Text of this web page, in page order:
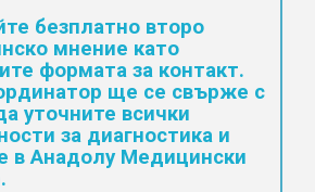
безплатно второ
мнение като
формата за контакт.
ще се свърже с
уточните всички
за диагностика и
в Анадолу Медицински